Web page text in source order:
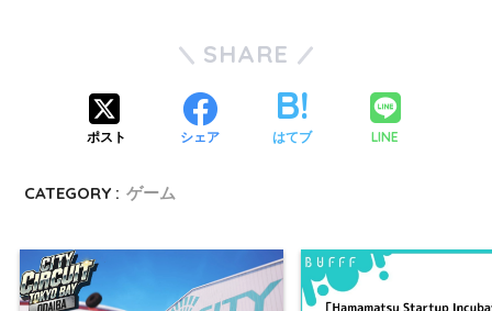
SHARE
ポスト シェア はてブ LINE
CATEGORY : ゲーム